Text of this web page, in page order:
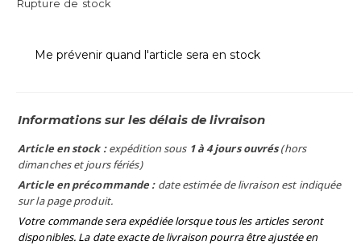
Rupture de stock
Me prévenir quand l'article sera en stock
Informations sur les délais de livraison
Article en stock :expédition sous 1 à 4 jours ouvrés(hors
dimanches et jours fériés)
Article en précommande : date estimée de livraison est indiquée
sur la page produit.
Votre commande sera expédiée lorsque tous les articles seront
disponibles. La date exacte de livraison pourra être ajustée en